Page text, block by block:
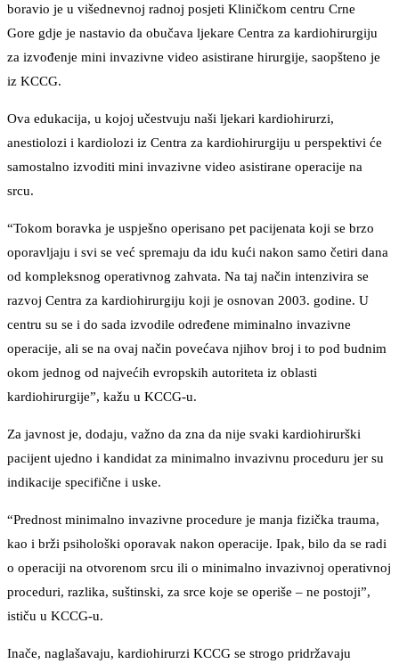
boravio je u višednevnoj radnoj posjeti Kliničkom centru Crne
Gore gdje je nastavio da obučava ljekare Centra za kardiohirurgiju
za izvođenje mini invazivne video asistirane hirurgije, saopšteno je
iz KCCG.
Ova edukacija, u kojoj učestvuju naši ljekari kardiohirurzi,
anestiolozi i kardiolozi iz Centra za kardiohirurgiju u perspektivi će
samostalno izvoditi mini invazivne video asistirane operacije na
srcu.
“Tokom boravka je uspješno operisano pet pacijenata koji se brzo
oporavljaju i svi se već spremaju da idu kući nakon samo četiri dana
od kompleksnog operativnog zahvata. Na taj način intenzivira se
razvoj Centra za kardiohirurgiju koji je osnovan 2003. godine. U
centru su se i do sada izvodile određene miminalno invazivne
operacije, ali se na ovaj način povećava njihov broj i to pod budnim
okom jednog od najvećih evropskih autoriteta iz oblasti
kardiohirurgije”, kažu u KCCG-u.
Za javnost je, dodaju, važno da zna da nije svaki kardiohirurški
pacijent ujedno i kandidat za minimalno invazivnu proceduru jer su
indikacije specifične i uske.
“Prednost minimalno invazivne procedure je manja fizička trauma,
kao i brži psihološki oporavak nakon operacije. Ipak, bilo da se radi
o operaciji na otvorenom srcu ili o minimalno invazivnoj operativnoj
proceduri, razlika, suštinski, za srce koje se operiše – ne postoji”,
ističu u KCCG-u.
Inače, naglašavaju, kardiohirurzi KCCG se strogo pridržavaju